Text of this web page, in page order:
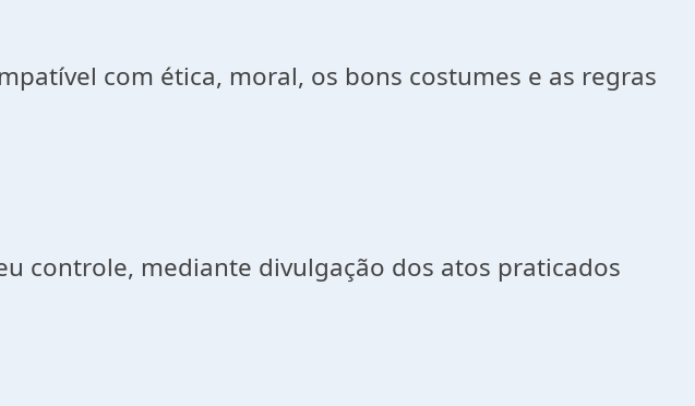
com ética, moral, os bons costumes e as regras
controle, mediante divulgação dos atos praticados